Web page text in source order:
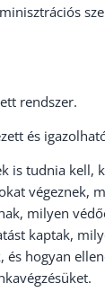
rendszer.
és
is tudnia kell,
végeznek,
milyen
kaptak,
és hogyan